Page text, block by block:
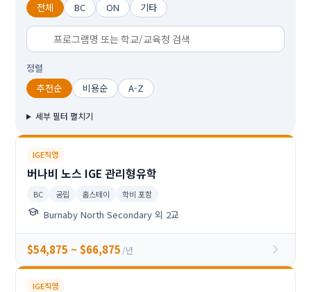
전체
BC ON 기타
정렬
추천순
비용순 A-Z
세부 필터 펼치기
IGE직영
버나비 노스 IGE 관리형유학
BC 공립 홈스테이 학비 포함
school Burnaby North Secondary 외 2교
$54,875 ~ $66,875 /년 chevron_right
IGE직영